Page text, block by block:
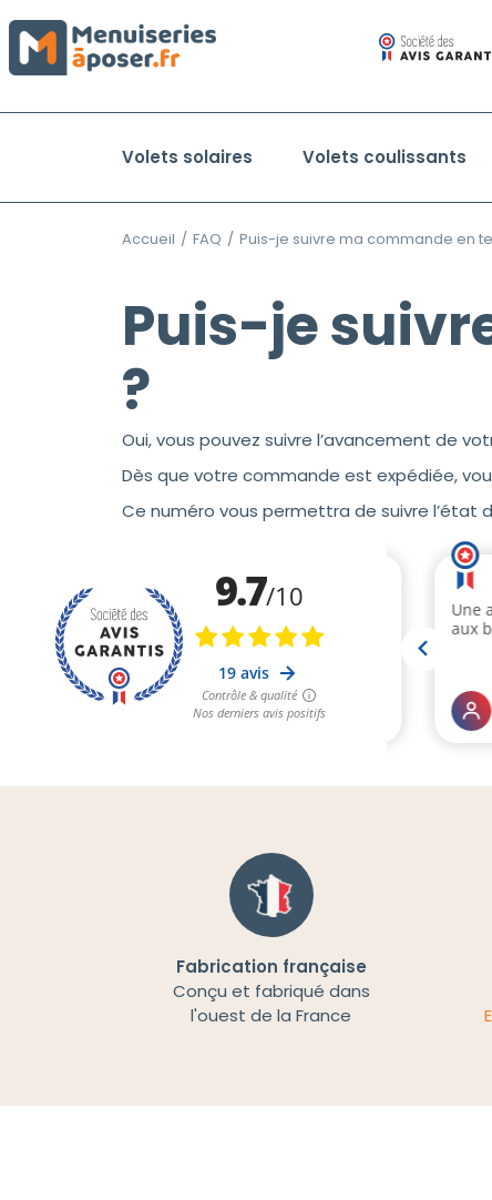
Volets solaires Volets coulissants
Accueil / FAQ / Puis-je suivre ma commande en
Puis-je
?
Oui, vous pouvez suivre l’avancement de
Dès que votre commande est expédiée,
Ce numéro vous permettra de suivre l’état
Fabrication française
Conçu et fabriqué dans
l'ouest de la France